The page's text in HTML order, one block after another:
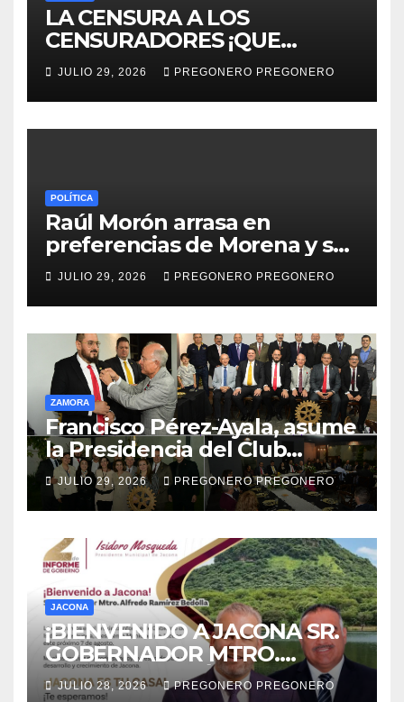
LA CENSURA A LOS
CENSURADORES ¡QUE
HORROR!
JULIO 29, 2026 PREGONERO PREGONERO
POLÍTICA
Raúl Morón arrasa en
preferencias de Morena y se
perfila hacia la gubernatura
de Michoacán en 2027
JULIO 29, 2026 PREGONERO PREGONERO
ZAMORA
Francisco Pérez-Ayala, asume
la Presidencia del Club
Rotario Zamora Industrial,
para el periodo 2026–2027
JULIO 29, 2026 PREGONERO PREGONERO
JACONA
¡BIENVENIDO A JACONA SR.
GOBERNADOR MTRO.
ALFREDO RAMÍREZ
JULIO 28, 2026 PREGONERO PREGONERO